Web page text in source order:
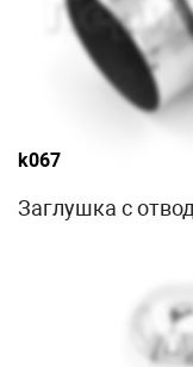
k067
Заглушка с